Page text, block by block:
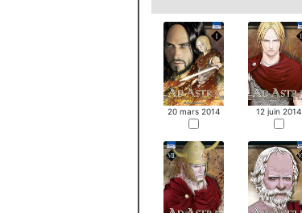
20 mars 2014 12 juin 2014